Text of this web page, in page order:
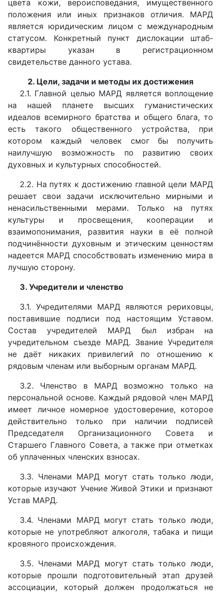
цвета кожи, вероисповедания, имущественного
положения или иных признаков отличия. МАРД
является юридическим лицом с международным
статусом. Конкретный пункт дислокации штаб-
квартиры указан в регистрационном
свидетельстве данного устава.
2. Цели, задачи и методы их достижения
2.1. Главной целью МАРД является воплощение
на нашей планете высших гуманистических
идеалов всемирного братства и общего блага, то
есть такого общественного устройства, при
котором каждый человек смог бы получить
наилучшую возможность по развитию своих
духовных и культурных способностей.
2.2. На путях к достижению главной цели МАРД
решает свои задачи исключительно мирными и
ненасильственными мерами. Только на путях
культуры и просвещения, кооперации и
взаимопонимания, развития науки в её полной
подчинённости духовным и этическим ценностям
надеется МАРД способствовать изменению мира в
лучшую сторону.
3. Учредители и членство
3.1. Учредителями МАРД являются рериховцы,
поставившие подписи под настоящим Уставом.
Состав учредителей МАРД был избран на
учредительном съезде МАРД. Звание Учредителя
не даёт никаких привилегий по отношению к
рядовым членам или выборным органам МАРД.
3.2. Членство в МАРД возможно только на
персональной основе. Каждый рядовой член МАРД
имеет личное номерное удостоверение, которое
действительно только при наличии подписей
Председателя Организационного Совета и
Старшего Главного Совета, а также при отметках
об уплаченных членских взносах.
3.3. Членами МАРД могут стать только люди,
которые изучают Учение Живой Этики и признают
Устав МАРД.
3.4. Членами МАРД могут стать только люди,
которые не употребляют алкоголя, табака и пищи
кровяного происхождения.
3.5. Членами МАРД могут стать только люди,
которые прошли подготовительный этап друзей
ассоциации, который должен продолжаться не